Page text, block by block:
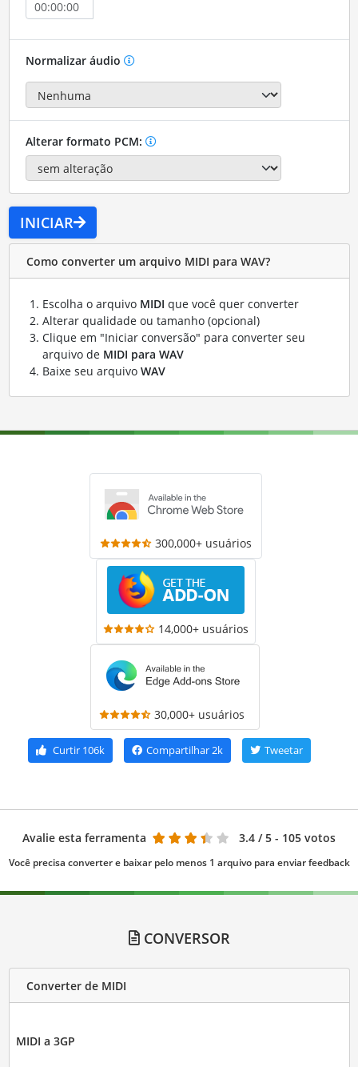
Normalizar áudio
Alterar formato PCM:
INICIAR
Como converter um arquivo MIDI para WAV?
Escolha o arquivo MIDI que você quer converter
Alterar qualidade ou tamanho (opcional)
Clique em "Iniciar conversão" para converter seu
arquivo de MIDI para WAV
Baixe seu arquivo WAV
300,000+ usuários
14,000+ usuários
30,000+ usuários
Curtir 106k Compartilhar2k Tweetar
Avalie esta ferramenta 3.4 / 5 - 105 votos
Você precisa converter e baixar pelo menos 1 arquivo para enviar feedback
CONVERSOR
Converter de MIDI
MIDI a 3GP